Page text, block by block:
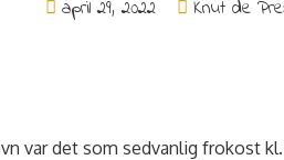
april 29, 2022 Knut de
var det som sedvanlig frokost